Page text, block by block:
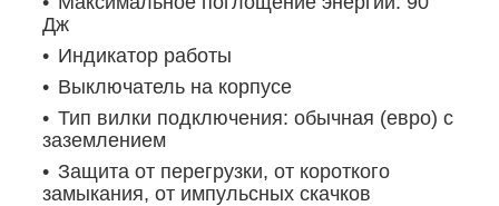
Дж
Индикатор работы
Выключатель на корпусе
Тип вилки подключения: обычная (евро) с
заземлением
Защита от перегрузки, от короткого
замыкания, от импульсных скачков